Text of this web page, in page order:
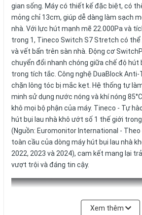
gian sống. Máy có thiết kế đặc biệt, có
mỏng chỉ 13cm, giúp dễ dàng làm sạch
nhà. Với lực hút mạnh mẽ 22.000Pa và
trong 1, Tineco Switch S7 Stretch có thể
và vết bẩn trên sàn nhà. Động cơ
chuyển đổi nhanh chóng giữa chế độ hút
trong tích tắc. Công nghệ DuaBlock Anti-
chặn lông tóc bị mắc kẹt. Hệ thống tự
minh sử dụng nước nóng và khí nóng
khô mọi bộ phận của máy. Tineco - Tự
hút bụi lau nhà khô ướt số 1 thế giới
(Nguồn: Euromonitor International - Theo
toàn cầu của dòng máy hút bụi lau nhà
2022, 2023 và 2024), cam kết mang lại
vượt trội và đáng tin cậy.
Xem thêm